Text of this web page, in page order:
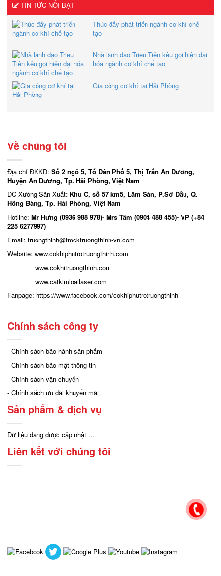
TIN TỨC NỔI BẬT
Thúc đẩy phát triển ngành cơ khí chế
tạo
Nhà lãnh đạo Triều Tiên kêu gọi hiện đại
hóa ngành cơ khí chế tạo
Gia công cơ khí tại Hải Phòng
Về chúng tôi
Địa chỉ ĐKKD: Số 2 ngõ 5, Tổ Dân Phố 5, Thị Trấn An Dương,
Huyện An Dương, Tp. Hải Phòng, Việt Nam
ĐC Xưởng Sản Xuất: Khu C, số 57 km5, Lâm Sản, P.Sở Dầu, Q.
Hồng Bàng, Tp. Hải Phòng, Việt Nam
Hotline: Mr Hưng (0936 988 978)- Mrs Tâm (0904 488 455)- VP (+84
225 6277997)
Email: truongthinh@tmcktruongthinh-vn.com
Website: www.cokhiphutrotruongthinh.com
www.cokhitruongthinh.com
www.catkimloailaser.com
Fanpage: https://www.facebook.com/cokhiphutrotruongthinh
Chính sách công ty
- Chính sách bảo hành sản phẩm
- Chính sách bảo mật thông tin
- Chính sách vận chuyển
- Chính sách ưu đãi khuyến mãi
Sản phẩm & dịch vụ
Dữ liệu đang được cập nhật ...
Liên kết với chúng tôi